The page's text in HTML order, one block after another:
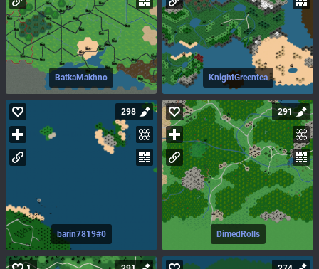
BatkaMakhno KnightGreentea
barin7819#0
298
DimedRolls
291